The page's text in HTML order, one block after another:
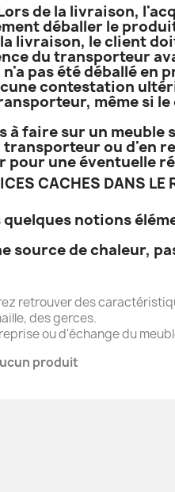
de la livraison,
déballer le
livraison, le client
du transporteur
pas été déballé
contestation
même si
à faire sur un
ou d'en
pour une éventuelle
CACHES DANS LE
notions
source de chaleur,
retrouver des
des gerces.
ou d'échange du
produit